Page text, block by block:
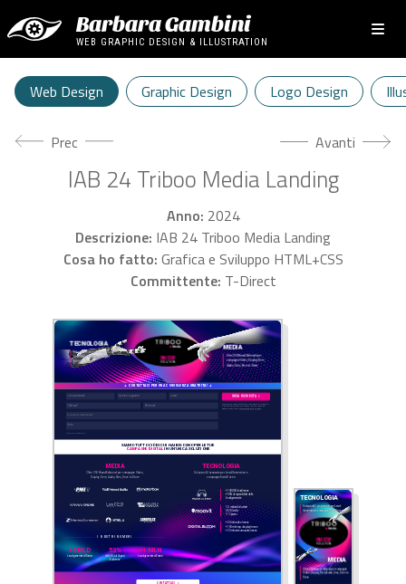
Barbara Gambini
WEB GRAPHIC DESIGN & ILLUSTRATION
Web Design Graphic Design Logo Design
Articolo precedente: ErbaVita Landing
Prec Articolo
Avanti
IAB 24 Triboo Media Landing
Anno: 2024
Descrizione: IAB 24 Triboo Media Landing
Cosa ho fatto: Grafica e Sviluppo HTML+CSS
Committente: T-Direct